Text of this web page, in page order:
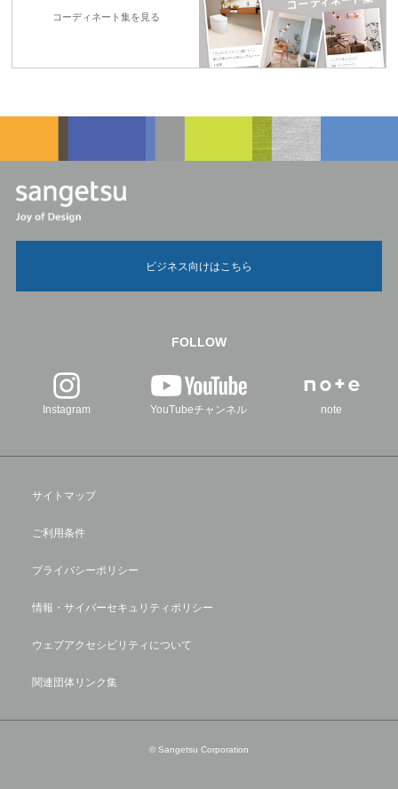
コーディネート集を見る
ビジネス向けはこちら
FOLLOW
Instagram YouTubeチャンネル note
サイトマップ
ご利用条件
プライバシーポリシー
情報・サイバーセキュリティポリシー
ウェブアクセシビリティについて
関連団体リンク集
© Sangetsu Corporation